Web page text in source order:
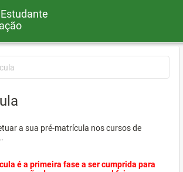
a sua pré-matrícula nos cursos de
é a primeira fase a ser cumprida para